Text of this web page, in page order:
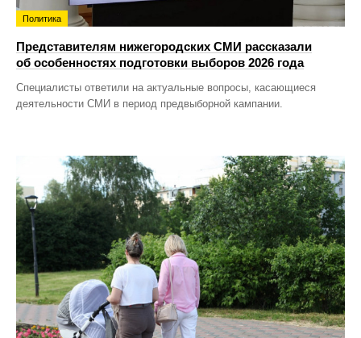
Политика
Представителям нижегородских СМИ рассказали
об особенностях подготовки выборов 2026 года
Специалисты ответили на актуальные вопросы, касающиеся
деятельности СМИ в период предвыборной кампании.